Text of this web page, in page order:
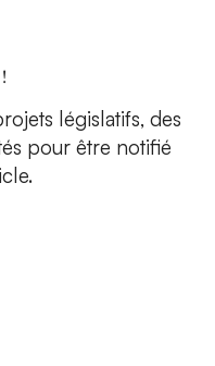
législatifs, des
pour être notifié